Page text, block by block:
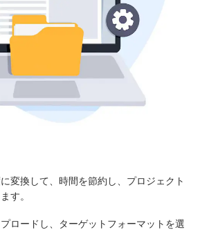
変換して、時間を節約し、プロジェクト
す。
ロードし、ターゲットフォーマットを選